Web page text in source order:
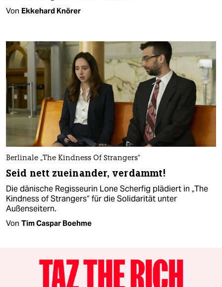
Von Ekkehard Knörer
Berlinale „The Kindness Of Strangers“
Seid nett zueinander, verdammt!
Die dänische Regisseurin Lone Scherfig plädiert in „The
Kindness of Strangers“ für die Solidarität unter
Außenseitern.
Von Tim Caspar Boehme